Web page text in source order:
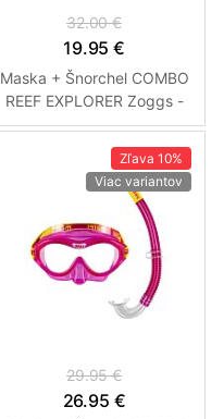
32.00 €
19.95 €
Maska + Šnorchel COMBO
REEF EXPLORER Zoggs -
šnorchlovací set
Zľava 10%
Viac variantov
29.95 €
26.95 €